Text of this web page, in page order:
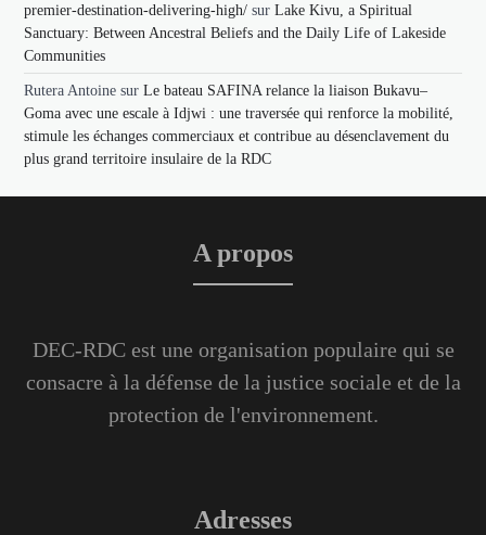
premier-destination-delivering-high/ surLake Kivu, a Spiritual
Sanctuary: Between Ancestral Beliefs and the Daily Life of Lakeside
Communities
Rutera Antoine surLe bateau SAFINA relance la liaison Bukavu–
Goma avec une escale à Idjwi : une traversée qui renforce la mobilité,
stimule les échanges commerciaux et contribue au désenclavement du
plus grand territoire insulaire de la RDC
A propos
DEC-RDC est une organisation populaire qui se
consacre à la défense de la justice sociale et de la
protection de l'environnement.
Adresses